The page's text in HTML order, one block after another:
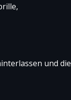
und die